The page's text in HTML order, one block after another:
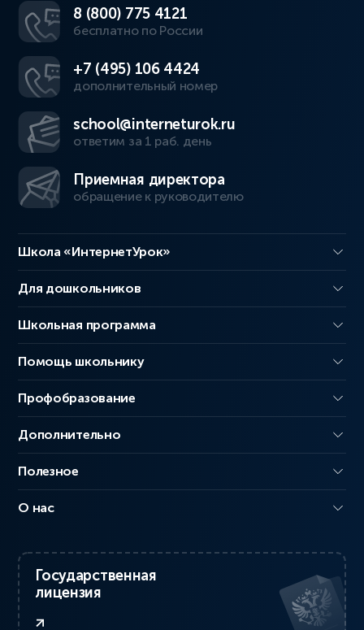
8 (800) 775 4121
бесплатно по России
+7 (495) 106 4424
дополнительный номер
school@interneturok.ru
ответим за 1 раб. день
Приемная директора
обращение к руководителю
Школа «ИнтернетУрок»
Для дошкольников
Школьная программа
Помощь школьнику
Профобразование
Дополнительно
Полезное
О нас
Государственная
лицензия